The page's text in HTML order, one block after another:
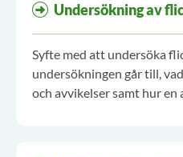
Undersökning av
Syfte med att undersöka
undersökningen går till,
och avvikelser samt hur en